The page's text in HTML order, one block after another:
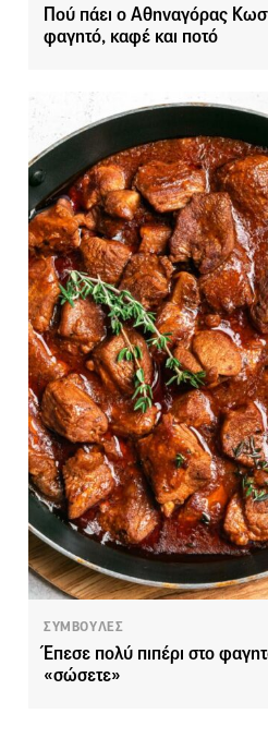
Πού πάει ο Αθηναγόρας
φαγητό, καφέ και ποτό
ΣΥΜΒΟΥΛΕΣ
Έπεσε πολύ πιπέρι στο
«σώσετε»